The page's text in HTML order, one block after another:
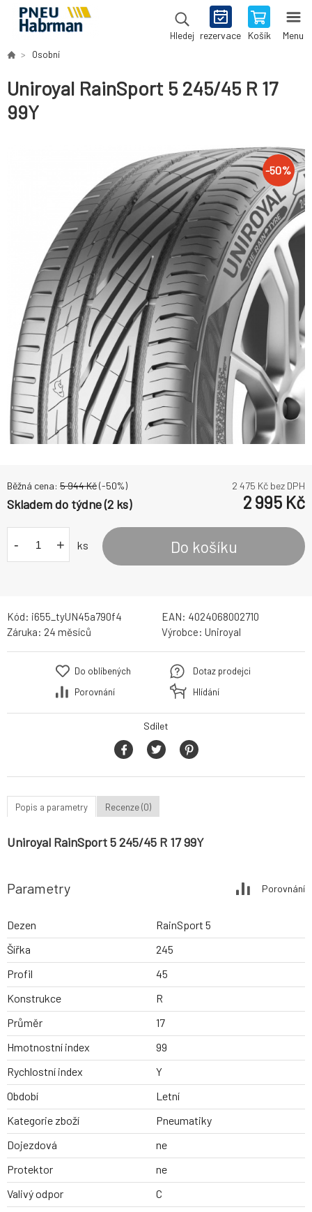
Hledej rezervace Košík Menu
Osobní
Uniroyal RainSport 5 245/45 R 17
99Y
-50%
Běžná cena: 5 944Kč(-50%) 2 475 Kč bez DPH
Skladem do týdne (2 ks) 2 995 Kč
- + ks Do košíku
Kód: i655_tyUN45a790f4 EAN: 4024068002710
Záruka: 24 měsíců Výrobce: Uniroyal
Do oblíbených
Porovnání
Dotaz prodejci
Hlídání
Sdílet
Popis a parametry Recenze (0)
Uniroyal RainSport 5 245/45 R 17 99Y
Parametry Porovnání
Dezen
RainSport 5
Šířka
245
Profil
45
Konstrukce
R
Průměr
17
Hmotnostní index
99
Rychlostní index
Y
Období
Letní
Kategorie zboží
Pneumatiky
Dojezdová
ne
Protektor
ne
Valivý odpor
C